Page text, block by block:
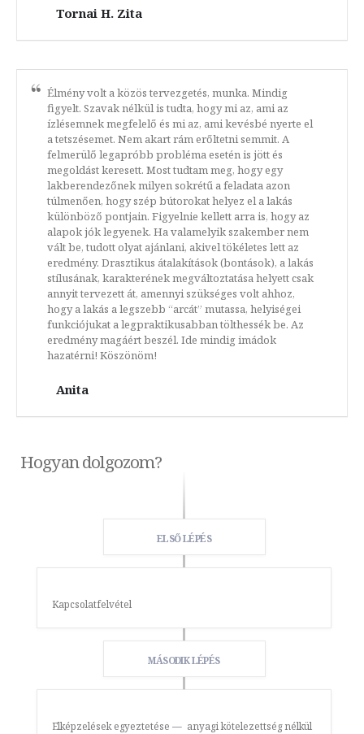
Tornai H. Zita
Élmény volt a közös tervezgetés, munka. Mindig
figyelt. Szavak nélkül is tudta, hogy mi az, ami az
ízlésemnek megfelelő és mi az, ami kevésbé nyerte el
a tetszésemet. Nem akart rám erőltetni semmit. A
felmerülő legapróbb probléma esetén is jött és
megoldást keresett. Most tudtam meg, hogy egy
lakberendezőnek milyen sokrétű a feladata azon
túlmenően, hogy szép bútorokat helyez el a lakás
különböző pontjain. Figyelnie kellett arra is, hogy az
alapok jók legyenek. Ha valamelyik szakember nem
vált be, tudott olyat ajánlani, akivel tökéletes lett az
eredmény. Drasztikus átalakítások (bontások), a lakás
stílusának, karakterének megváltoztatása helyett csak
annyit tervezett át, amennyi szükséges volt ahhoz,
hogy a lakás a legszebb “arcát” mutassa, helyiségei
funkciójukat a legpraktikusabban tölthessék be. Az
eredmény magáért beszél. Ide mindig imádok
hazatérni! Köszönöm!
Anita
Hogyan dolgozom?
ELSŐ LÉPÉS
Kapcsolatfelvétel
MÁSODIK LÉPÉS
Elképzelések egyeztetése — anyagi kötelezettség nélkül